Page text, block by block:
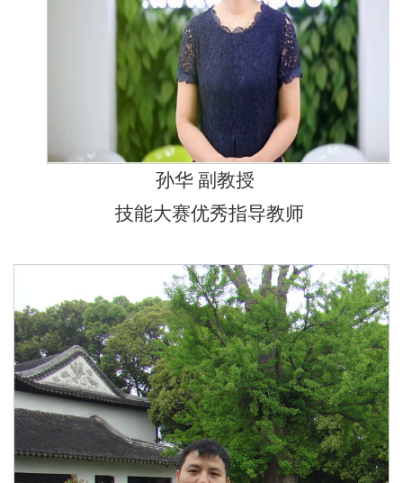
孙华 副教授
技能大赛优秀指导教师